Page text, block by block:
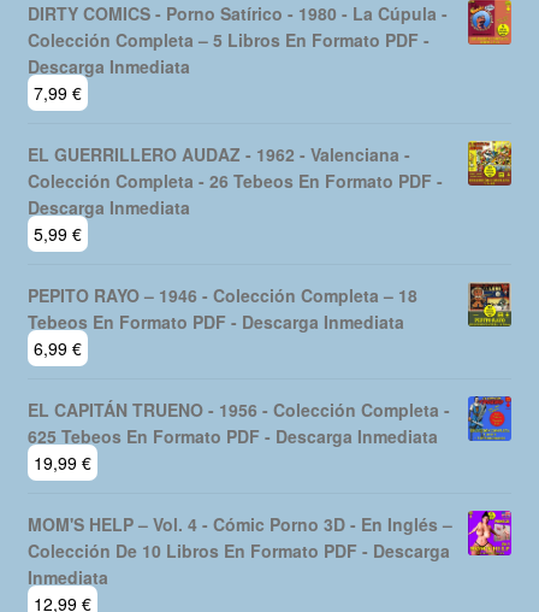
DIRTY COMICS - Porno Satírico - 1980 - La Cúpula -
Colección Completa – 5 Libros En Formato PDF -
Descarga Inmediata
7,99 €
EL GUERRILLERO AUDAZ - 1962 - Valenciana -
Colección Completa - 26 Tebeos En Formato PDF -
Descarga Inmediata
5,99 €
PEPITO RAYO – 1946 - Colección Completa – 18
Tebeos En Formato PDF - Descarga Inmediata
6,99 €
EL CAPITÁN TRUENO - 1956 - Colección Completa -
625 Tebeos En Formato PDF - Descarga Inmediata
19,99 €
MOM'S HELP – Vol. 4 - Cómic Porno 3D - En Inglés –
Colección De 10 Libros En Formato PDF - Descarga
Inmediata
12,99 €